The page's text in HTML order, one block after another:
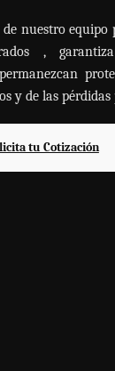
nuestro equipo
,
y de las pérdidas
tu Cotización